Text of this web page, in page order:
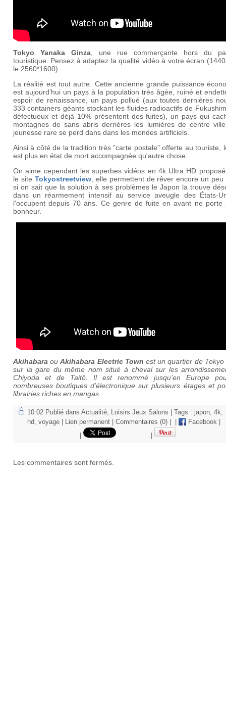
Tokyo Yanaka Ginza , une rue commerçante hors du
touristique. Pensez à adaptez la qualité vidéo à votre écran
le 2560*1600).
La réalité est tout autre. Cette ancienne grande puissance
est aujourd'hui un pays à la population très âgée, ruiné et
espoir de renaissance, un pays pollué (aux toutes dernières
333 containers géants stockant les fluides radioactifs de
défectueux et déjà 10% présentent des fuites), un pays qui
montagnes de sans abris derrières les lumières de centre
jeunesse rare se perd dans dans les mondes artificiels.
Ainsi à côté de la tradition très "carte postale" offerte au touriste,
est plus en état de mort accompagnée qu'autre chose.
On aime cependant les superbes vidéos en 4k Ultra HD
le site Tokyostreetview, elle permettent de rêver encore un peu
si on sait que la solution à ses problèmes le Japon la trouve
dans un réarmement intensif au service aveugle des États-
l'occupent depuis 70 ans. Ce genre de fuite en avant ne porte
bonheur.
AkihabaraouAkihabara Electric Town est un quartier de Tokyo
sur la gare du même nom situé à cheval sur les
Chiyoda et de Taitō. Il est renommé jusqu'en Europe
nombreuses boutiques d'électronique sur plusieurs étages et
librairies riches en mangas.
10:02 Publié dans Actualité Loisirs Jeux Salons | Tags : japon 4k
hd
voyage Lien permanent Commentaires (0) Facebook
Les commentaires sont fermés.